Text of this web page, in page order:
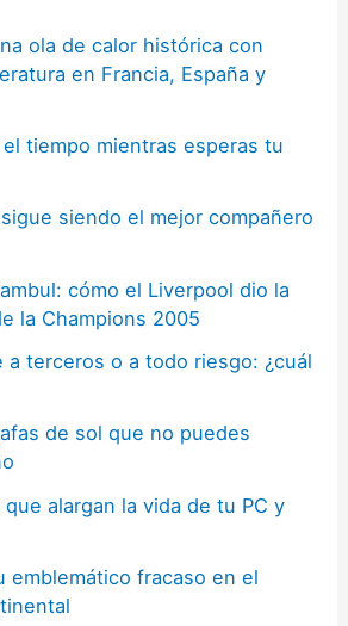
ola de calor histórica con
en Francia, España y
el tiempo mientras esperas tu
siendo el mejor compañero
cómo el Liverpool dio la
la Champions 2005
a terceros o a todo riesgo: ¿cuál
de sol que no puedes
alargan la vida de tu PC y
emblemático fracaso en el